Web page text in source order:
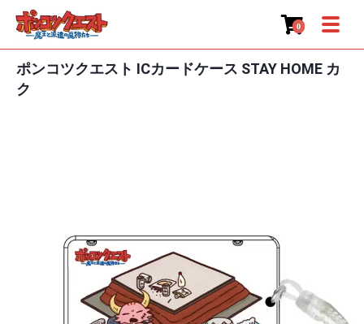
ポンコツクエスト ICカードケース STAY HOME カ
ク
0